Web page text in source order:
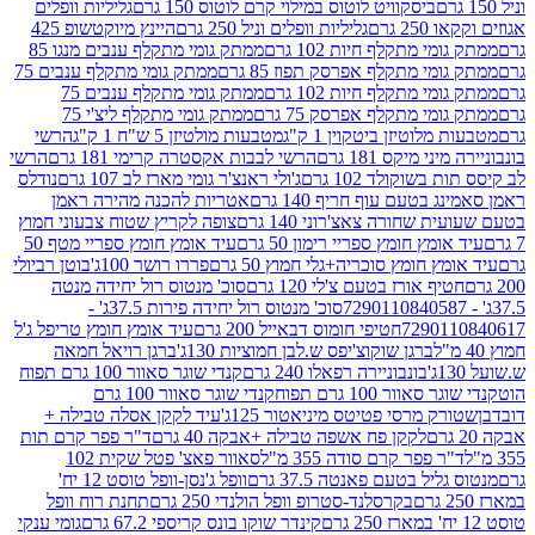
ביסקוויט לוטוס במילוי קרם לוטוס 150 גרם
גליליות וופלים
גרם
גליליות וופלים וניל 250 גרם
היינץ מיוקטשופ 425
מתקלף חיות 102 גרם
ממתק גומי מתקלף ענבים מנגו 85
מתקלף אפרסק תפוז 85 גרם
ממתק גומי מתקלף ענבים 75
מתקלף חיות 102 גרם
ממתק גומי מתקלף ענבים 75
מתקלף אפרסק 75 גרם
ממתק גומי מתקלף ליצ'י 75
ביטקוין 1 ק"ג
מטבעות מולטיזן 5 ש"ח 1 ק"ג
הרשי
מיקס 181 גרם
הרשי לבבות אקסטרה קרימי 181 גרם
הרשי
102 גרם
ג'ולי ראנצ'ר גומי מארז לב 107 גרם
נודלס
עוף חריף 140 גרם
אטריות להכנה מהירה ראמן
שחורה צאצ'רוני 140 גרם
צופה לקריץ שטוח צבעוני חמוץ
חומץ ספריי רימון 50 גרם
עיד אומץ חומץ ספריי מטף 50
חומץ סוכריה+גלי חמוץ 50 גרם
פררו רושר 100ג'
בוטן רביולי
אורז בטעם צ'לי 120 גרם
סוכ' מנטוס רול יחידה מנטה
סוכ' מנטוס רול יחידה פירות 37.5ג' -
חטיפי חומוס דבאייל 200 גרם
עיד אומץ חומץ טריפל ג'ל
ברגן שוקוצ'יפס ש.לבן חמוציות 130ג'
ברגן רויאל חמאה
בונבוניירה רפאלו 240 גרם
קנדי שוגר סאוור 100 גרם תפוח
100 גרם תפוח
קנדי שוגר סאוור 100 גרם
מרסי פטיטס מיניאטור 125ג'
עיד לקקן אסלה טבילה +
לקקן פח אשפה טבילה +אבקה 40 גרם
ד"ר פפר קרם תות
פפר קרם סודה 355 מ"ל
סאוור פאצ' פטל שקית 102
בטעם פאנטה 37.5 גרם
וופל ג'נסן-וופל טוסט 12 יח'
בקרסלנד-סטרופ וופל הולנדי 250 גרם
תחנת רוח וופל
קינדר שוקו בונס קריספי 67.2 גרם
גומי ענקי